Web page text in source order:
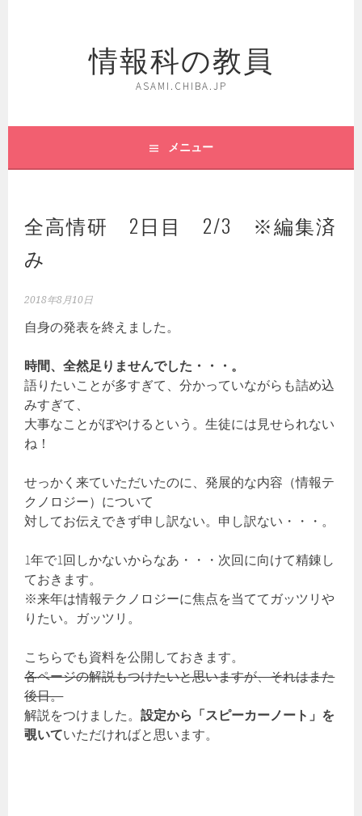
ス
ッ
情報科の教員
ASAMI.CHIBA.JP
メニュー
全高情研 2日目 2/3 ※編集済
み
2018年8月10日
自身の発表を終えました。
時間、全然足りませんでした・・・。
語りたいことが多すぎて、分かっていながらも詰め込
みすぎて、
大事なことがぼやけるという。生徒には見せられない
ね！
せっかく来ていただいたのに、発展的な内容（情報テ
クノロジー）について
対してお伝えできず申し訳ない。申し訳ない・・・。
1年で1回しかないからなあ・・・次回に向けて精錬し
ておきます。
※来年は情報テクノロジーに焦点を当ててガッツリや
りたい。ガッツリ。
こちらでも資料を公開しておきます。
各ページの解説もつけたいと思いますが、それはまた
後日。
解説をつけました。設定から「スピーカーノート」を
覗いていただければと思います。